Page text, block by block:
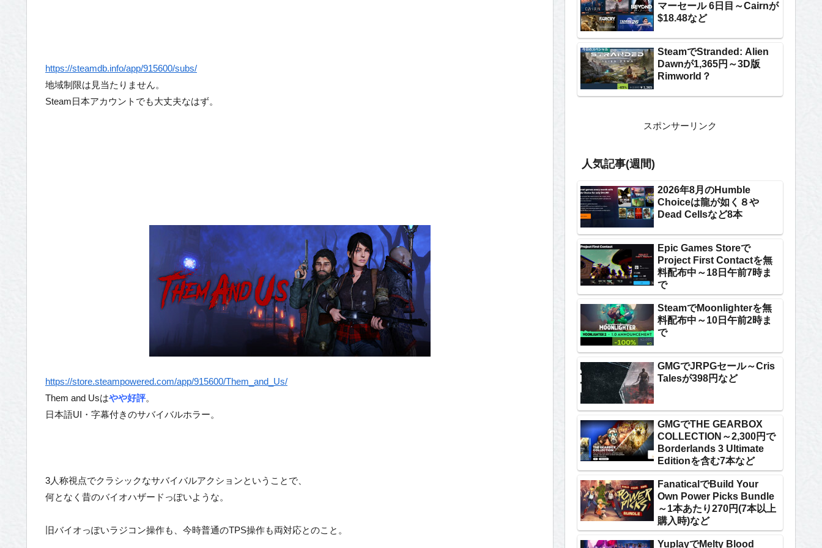
https://steamdb.info/app/915600/subs/
地域制限は見当たりません。
Steam日本アカウントでも大丈夫なはず。
https://store.steampowered.com/app/915600/Them_and_Us/
Them and Usはやや好評。
日本語UI・字幕付きのサバイバルホラー。
3人称視点でクラシックなサバイバルアクションということで、
何となく昔のバイオハザードっぽいような。
旧バイオっぽいラジコン操作も、今時普通のTPS操作も両対応とのこと。
マーセール 6日目～Cairnが
$18.48など
SteamでStranded: Alien
Dawnが1,365円～3D版
Rimworld？
スポンサーリンク
人気記事(週間)
2026年8月のHumble
Choiceは龍が如く８や
Dead Cellsなど8本
Epic Games Storeで
Project First Contactを無
料配布中～18日午前7時ま
で
SteamでMoonlighterを無
料配布中～10日午前2時ま
で
GMGでJRPGセール～Cris
Talesが398円など
GMGでTHE GEARBOX
COLLECTION～2,300円で
Borderlands 3 Ultimate
Editionを含む7本など
FanaticalでBuild Your
Own Power Picks Bundle
～1本あたり270円(7本以上
購入時)など
YuplayでMelty Blood